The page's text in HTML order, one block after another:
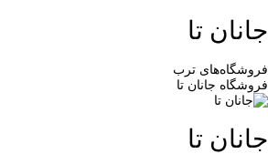
جانان تا
فروشگاه‌های ترب
فروشگاه جانان تا
جانان تا